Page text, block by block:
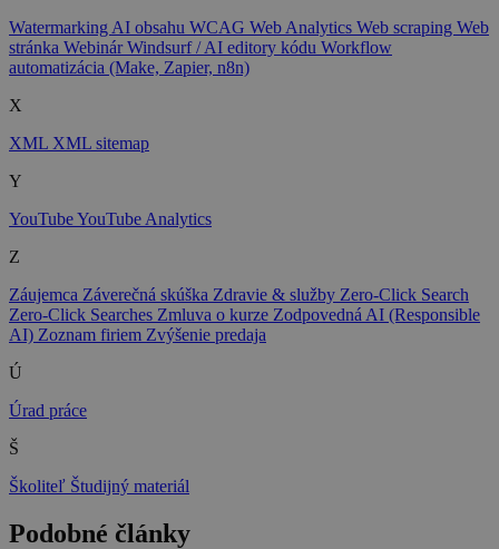
Watermarking AI obsahu WCAG Web Analytics Web scraping Web
stránka WebinárWindsurf / AI editory kódu Workflow
automatizácia (Make, Zapier, n8n)
X
XML XML sitemap
Y
YouTubeYouTube Analytics
Z
Záujemca Záverečná skúška Zdravie & služby Zero-Click Search
Zero-Click Searches Zmluva o kurze Zodpovedná AI (Responsible
AI) Zoznam firiem Zvýšenie predaja
Ú
Úrad práce
Š
Školiteľ Študijný materiál
Podobné články